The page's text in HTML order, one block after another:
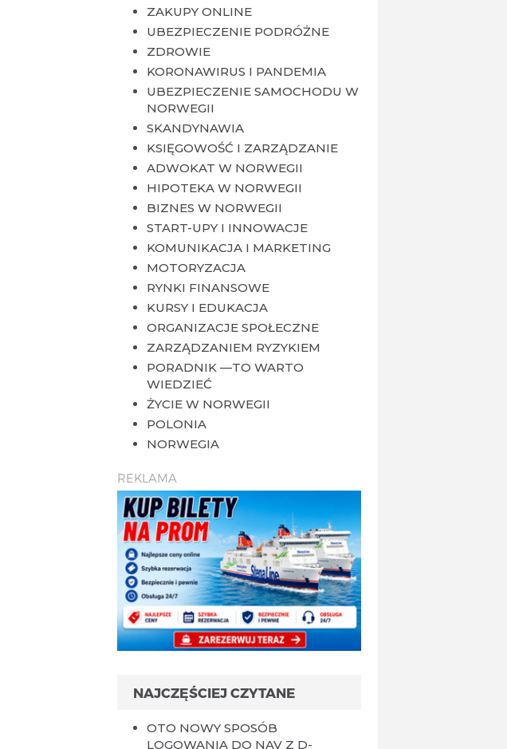
ZAKUPY ONLINE
UBEZPIECZENIE PODRÓŻNE
ZDROWIE
KORONAWIRUS I PANDEMIA
UBEZPIECZENIE SAMOCHODU W
NORWEGII
SKANDYNAWIA
KSIĘGOWOŚĆ I ZARZĄDZANIE
ADWOKAT W NORWEGII
HIPOTEKA W NORWEGII
BIZNES W NORWEGII
START-UPY I INNOWACJE
KOMUNIKACJA I MARKETING
MOTORYZACJA
RYNKI FINANSOWE
KURSY I EDUKACJA
ORGANIZACJE SPOŁECZNE
ZARZĄDZANIEM RYZYKIEM
PORADNIK —TO WARTO
WIEDZIEĆ
ŻYCIE W NORWEGII
POLONIA
NORWEGIA
REKLAMA
NAJCZĘŚCIEJ CZYTANE
OTO NOWY SPOSÓB
LOGOWANIA DO NAV Z D-